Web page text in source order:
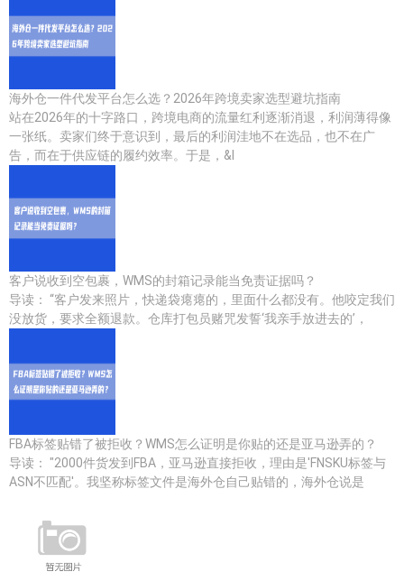
海外仓一件代发平台怎么选？2026年跨境卖家选型避坑指南
站在2026年的十字路口，跨境电商的流量红利逐渐消退，利润薄得像
一张纸。卖家们终于意识到，最后的利润洼地不在选品，也不在广
告，而在于供应链的履约效率。于是，&l
客户说收到空包裹，WMS的封箱记录能当免责证据吗？
导读： “客户发来照片，快递袋瘪瘪的，里面什么都没有。他咬定我们
没放货，要求全额退款。仓库打包员赌咒发誓‘我亲手放进去的’，
FBA标签贴错了被拒收？WMS怎么证明是你贴的还是亚马逊弄的？
导读： "2000件货发到FBA，亚马逊直接拒收，理由是'FNSKU标签与
ASN不匹配'。我坚称标签文件是海外仓自己贴错的，海外仓说是